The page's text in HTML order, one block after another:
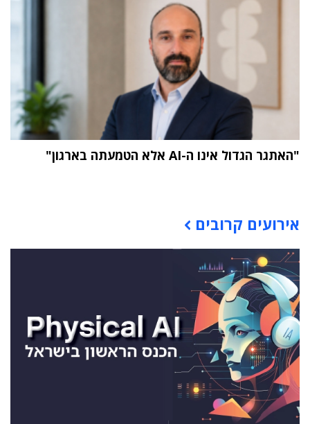
"האתגר הגדול אינו ה-AI אלא הטמעתה בארגון"
אירועים קרובים